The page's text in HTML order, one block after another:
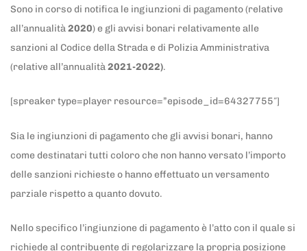
Sono in corso di notifica le ingiunzioni di pagamento (relative
all’annualità2020) e gli avvisi bonari relativamente alle
sanzioni al Codice della Strada e di Polizia Amministrativa
(relative all’annualità2021-2022).
[spreaker type=player resource=”episode_id=64327755″]
Sia le ingiunzioni di pagamento che gli avvisi bonari, hanno
come destinatari tutti coloro che non hanno versato l’importo
delle sanzioni richieste o hanno effettuato un versamento
parziale rispetto a quanto dovuto.
Nello specifico l’ingiunzione di pagamento è l’atto con il quale si
richiede al contribuente di regolarizzare la propria posizione